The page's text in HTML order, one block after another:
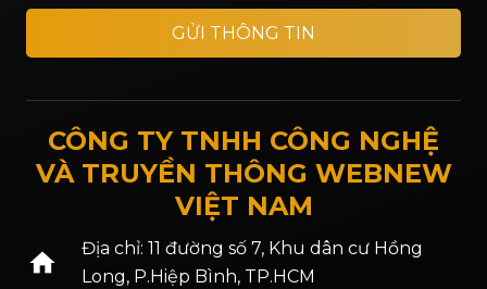
GỬI THÔNG TIN
CÔNG TY TNHH CÔNG NGHỆ
VÀ TRUYỀN THÔNG WEBNEW
VIỆT NAM
home
Địa chỉ: 11 đường số 7, Khu dân cư Hồng
Long, P.Hiệp Bình, TP.HCM